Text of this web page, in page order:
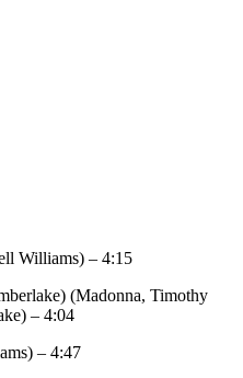
Williams) – 4:15
(Madonna, Timothy
– 4:04
– 4:47